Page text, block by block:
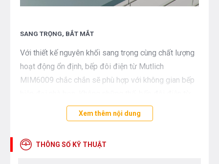
SANG TRỌNG, BẮT MẮT
Với thiết kế nguyên khối sang trọng cùng chất lượng
hoạt động ổn định, bếp đôi điện từ Mutlich
MIM6009 chắc chắn sẽ phù hợp với không gian bếp
Mutlich MIM6009 với công suất lớn và đa dạng tính
năng sẽ giúp bạn nấu nướng thuận tiện và nhanh
năng tiêu thụ.
Xem thêm nội dung
THÔNG SỐ KỸ THUẬT